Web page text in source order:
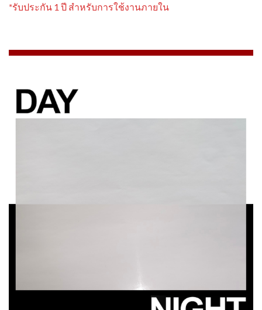
*รับประกัน 1 ปี สำหรับการใช้งานภายใน